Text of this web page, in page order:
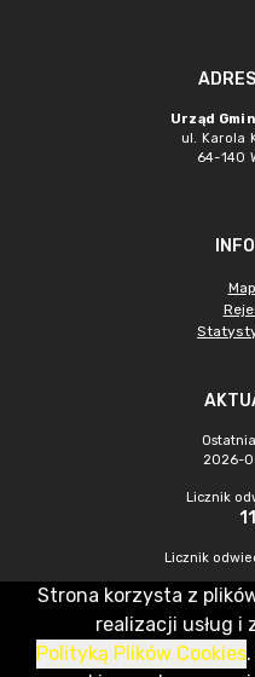
Urząd
ul. Karola
64-140
2026-
Licznik
Licznik
CMS & Hosting: Nefeni Sp. z o.o.
Strona korzysta z
realizacji usług i
Polityką Plików Cookies